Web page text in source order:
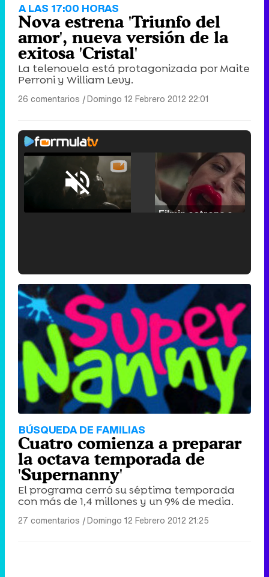
A LAS 17:00 HORAS
Nova estrena 'Triunfo del
amor', nueva versión de la
exitosa 'Cristal'
La telenovela está protagonizada por Maite
Perroni y William Levy.
26 comentarios |Domingo 12 Febrero 2012 22:01
Unmute /
'120 Minutos' celebra sus 2.000 programas en Telemadrid con un vídeo del día a día en la redacción
Tráiler de '33 días', la nueva serie de Atresplayer con Julián Villagrán y José Manuel Poga
Tráiler de la tercera temporada de 'The Walking Dead: Dead City' de AMC+
BÚSQUEDA DE FAMILIAS
Cuatro comienza a preparar
la octava temporada de
'Supernanny'
El programa cerró su séptima temporada
con más de 1,4 millones y un 9% de media.
27 comentarios |Domingo 12 Febrero 2012 21:25